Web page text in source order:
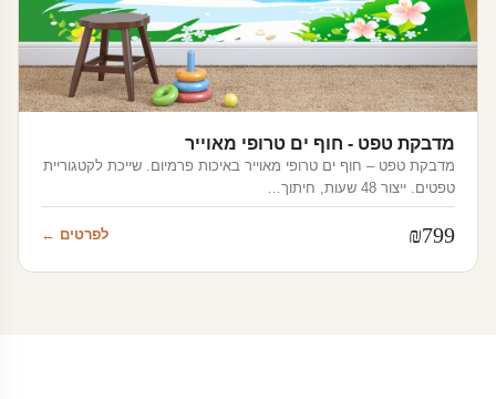
מדבקת טפט - חוף ים טרופי מאוייר
מדבקת טפט – חוף ים טרופי מאוייר באיכות פרמיום. שייכת לקטגוריית
טפטים. ייצור 48 שעות, חיתוך…
₪799 לפרטים ←